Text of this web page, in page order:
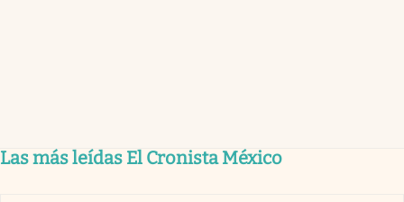
Las más leídas El Cronista México